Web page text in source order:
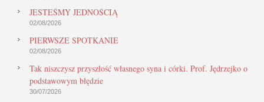
JESTEŚMY JEDNOŚCIĄ
02/08/2026
PIERWSZE SPOTKANIE
02/08/2026
Tak niszczysz przyszłość własnego syna i córki. Prof. Jędrzejko o
podstawowym błędzie
30/07/2026